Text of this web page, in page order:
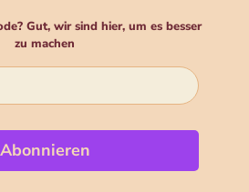
Gut, wir sind hier, um es besser
zu machen